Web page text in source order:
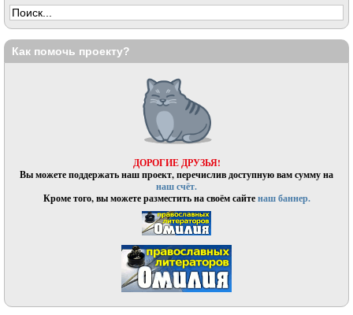
Как помочь проекту?
ДОРОГИЕ ДРУЗЬЯ!
Вы можете поддержать наш проект, перечислив доступную вам сумму на
наш счёт.
Кроме того, вы можете разместить на своём сайтенаш баннер.